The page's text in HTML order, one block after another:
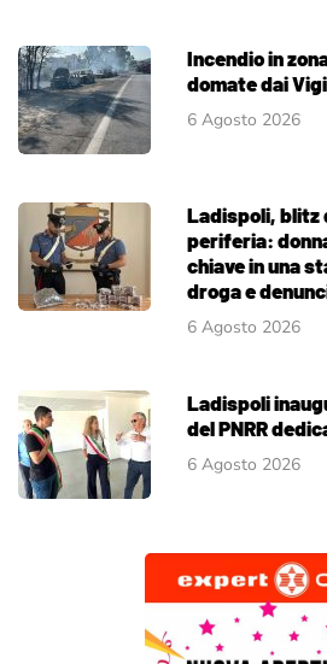
Incendio in
domate dai
6 Agosto 2026
Ladispoli, blitz
periferia:
chiave in una
droga e
6 Agosto 2026
Ladispoli
del PNRR
6 Agosto 2026